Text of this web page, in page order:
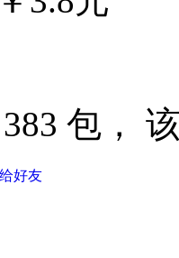
383 包，
好友